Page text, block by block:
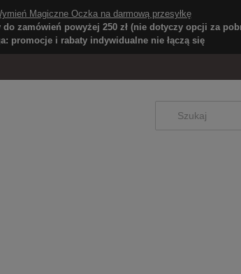
Magiczne Oczka na darmową przesyłkę
do zamówień powyżej 250 zł (nie dotyczy opcji za
promocje i rabaty indywidualne nie łączą się